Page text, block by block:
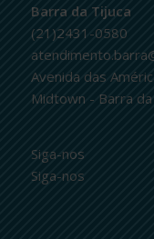
Barra da Tijuca
(21)2431-0580
Avenida das
Midtown - Barra da
Siga-nos
Siga-nos